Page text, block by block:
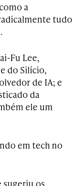
a
tudo
Fu Lee,
do Silício,
de IA; e
da
ele um
em tech no
sugeriu os